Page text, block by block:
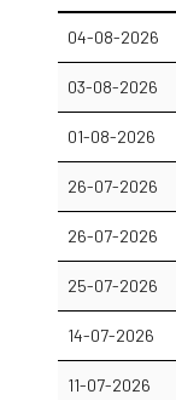
04-08-2026
03-08-2026
01-08-2026
26-07-2026
26-07-2026
25-07-2026
14-07-2026
11-07-2026